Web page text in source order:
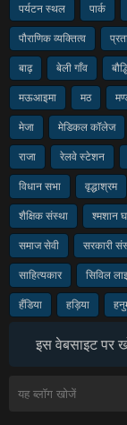
पर्यटन स्थल पार्क
पौराणिक व्यक्तित्व
बाढ़ बेली गाँव
मऊआइमा मठ
मेजा मेडिकल कॉलेज
राजा रेलवे स्टेशन
विधान सभा वृद्धाश्रम
शैक्षिक संस्था श्मशान
समाज सेवी सरकारी
साहित्यकार सिविल
हँडिया हड़िया
इस वेबसाइट पर